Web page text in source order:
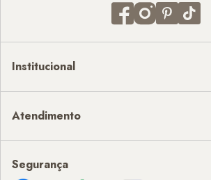
Institucional
Atendimento
Segurança